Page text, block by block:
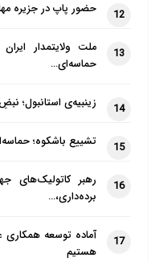
12 حضور پاپ در جزیره
13
ملت ولایتمدار
حماسه‌ای…
14 زینبیه‌ی
15 تشییع باشکوه؛
16
رهبر کاتولیک‌های
برده‌داری،…
17
آماده توسعه
هستیم